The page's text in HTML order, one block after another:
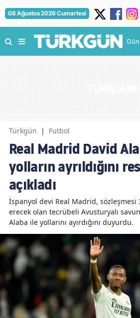
08 Ağustos 2026 Cumartesi
Türkgün | Futbol
Real Madrid David
yolların ayrıldığını
açıkladı
İspanyol devi Real Madrid, sözleşmesi
erecek olan tecrübeli Avusturyalı
Alaba ile yollarını ayırdığını duyurdu.